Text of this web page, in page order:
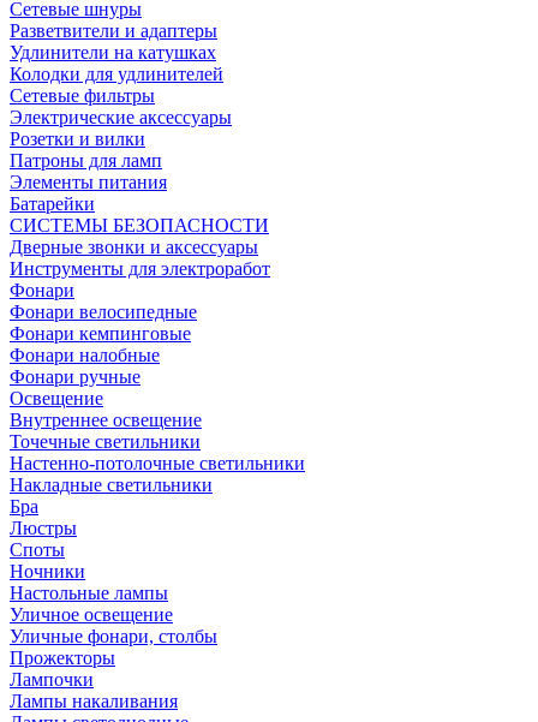
Сетевые шнуры
Разветвители и адаптеры
Удлинители на катушках
Колодки для удлинителей
Сетевые фильтры
Электрические аксессуары
Розетки и вилки
Патроны для ламп
Элементы питания
Батарейки
СИСТЕМЫ БЕЗОПАСНОСТИ
Дверные звонки и аксессуары
Инструменты для электроработ
Фонари
Фонари велосипедные
Фонари кемпинговые
Фонари налобные
Фонари ручные
Освещение
Внутреннее освещение
Точечные светильники
Настенно-потолочные светильники
Накладные светильники
Бра
Люстры
Споты
Ночники
Настольные лампы
Уличное освещение
Уличные фонари, столбы
Прожекторы
Лампочки
Лампы накаливания